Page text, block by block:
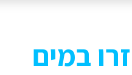
במים